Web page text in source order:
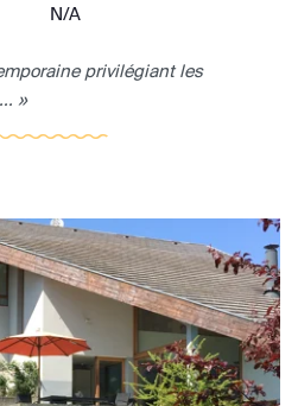
N/A
privilégiant les
»